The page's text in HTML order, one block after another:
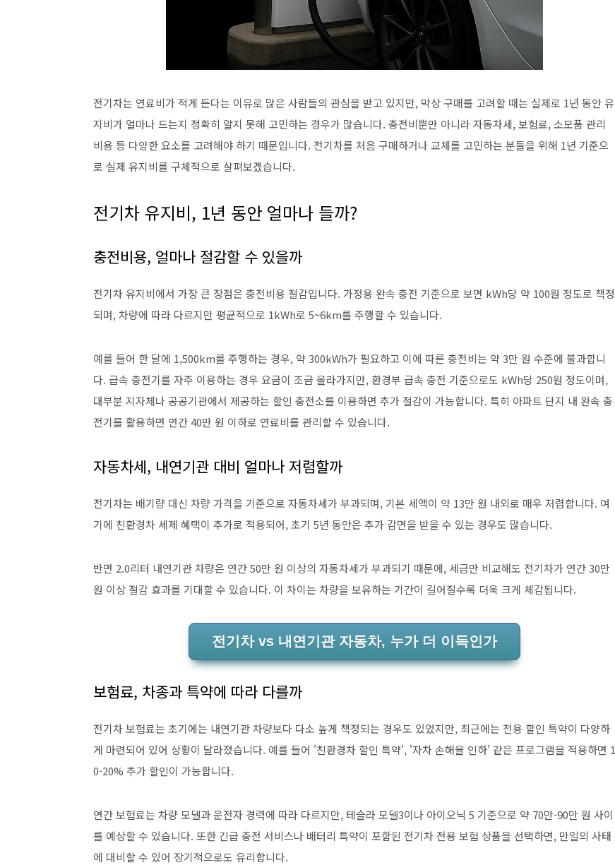
전기차는 연료비가 적게 든다는 이유로 많은 사람들의 관심을 받고 있지만, 막상 구매를 고려할 때는 실제로 1년 동안 유
지비가 얼마나 드는지 정확히 알지 못해 고민하는 경우가 많습니다. 충전비뿐만 아니라 자동차세, 보험료, 소모품 관리
비용 등 다양한 요소를 고려해야 하기 때문입니다. 전기차를 처음 구매하거나 교체를 고민하는 분들을 위해 1년 기준으
로 실제 유지비를 구체적으로 살펴보겠습니다.
전기차 유지비, 1년 동안 얼마나 들까?
충전비용, 얼마나 절감할 수 있을까
전기차 유지비에서 가장 큰 장점은 충전비용 절감입니다. 가정용 완속 충전 기준으로 보면 kWh당 약 100원 정도로 책정
되며, 차량에 따라 다르지만 평균적으로 1kWh로 5~6km를 주행할 수 있습니다.
예를 들어 한 달에 1,500km를 주행하는 경우, 약 300kWh가 필요하고 이에 따른 충전비는 약 3만 원 수준에 불과합니
다. 급속 충전기를 자주 이용하는 경우 요금이 조금 올라가지만, 환경부 급속 충전 기준으로도 kWh당 250원 정도이며,
대부분 지자체나 공공기관에서 제공하는 할인 충전소를 이용하면 추가 절감이 가능합니다. 특히 아파트 단지 내 완속 충
전기를 활용하면 연간 40만 원 이하로 연료비를 관리할 수 있습니다.
자동차세, 내연기관 대비 얼마나 저렴할까
전기차는 배기량 대신 차량 가격을 기준으로 자동차세가 부과되며, 기본 세액이 약 13만 원 내외로 매우 저렴합니다. 여
기에 친환경차 세제 혜택이 추가로 적용되어, 초기 5년 동안은 추가 감면을 받을 수 있는 경우도 많습니다.
반면 2.0리터 내연기관 차량은 연간 50만 원 이상의 자동차세가 부과되기 때문에, 세금만 비교해도 전기차가 연간 30만
원 이상 절감 효과를 기대할 수 있습니다. 이 차이는 차량을 보유하는 기간이 길어질수록 더욱 크게 체감됩니다.
전기차 vs 내연기관 자동차, 누가 더 이득인가
보험료, 차종과 특약에 따라 다를까
전기차 보험료는 초기에는 내연기관 차량보다 다소 높게 책정되는 경우도 있었지만, 최근에는 전용 할인 특약이 다양하
게 마련되어 있어 상황이 달라졌습니다. 예를 들어 '친환경차 할인 특약', '자차 손해율 인하' 같은 프로그램을 적용하면 1
0-20% 추가 할인이 가능합니다.
연간 보험료는 차량 모델과 운전자 경력에 따라 다르지만, 테슬라 모델3이나 아이오닉 5 기준으로 약 70만-90만 원 사이
를 예상할 수 있습니다. 또한 긴급 충전 서비스나 배터리 특약이 포함된 전기차 전용 보험 상품을 선택하면, 만일의 사태
에 대비할 수 있어 장기적으로도 유리합니다.